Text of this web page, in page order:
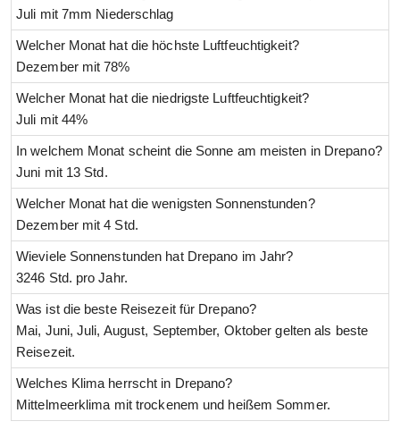
Juli mit 7mm Niederschlag
Welcher Monat hat die höchste Luftfeuchtigkeit?
Dezember mit 78%
Welcher Monat hat die niedrigste Luftfeuchtigkeit?
Juli mit 44%
In welchem Monat scheint die Sonne am meisten in Drepano?
Juni mit 13 Std.
Welcher Monat hat die wenigsten Sonnenstunden?
Dezember mit 4 Std.
Wieviele Sonnenstunden hat Drepano im Jahr?
3246 Std. pro Jahr.
Was ist die beste Reisezeit für Drepano?
Mai, Juni, Juli, August, September, Oktober gelten als beste
Reisezeit.
Welches Klima herrscht in Drepano?
Mittelmeerklima mit trockenem und heißem Sommer.